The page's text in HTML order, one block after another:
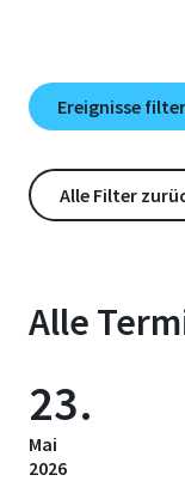
Alle
23.
Mai
2026